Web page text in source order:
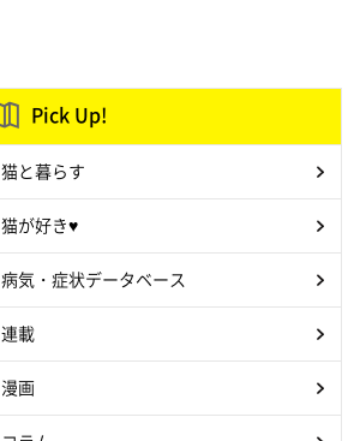
Pick Up!
猫と暮らす
猫が好き♥
病気・症状データベース
連載
漫画